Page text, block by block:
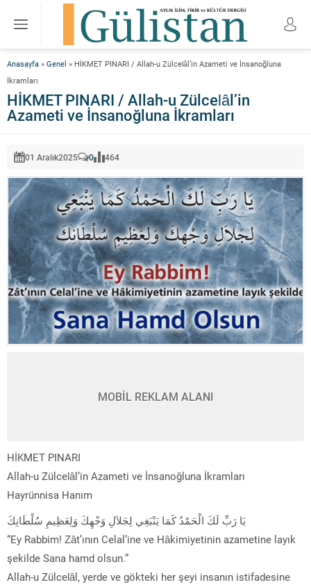
Anasayfa » Genel » HİKMET PINARI / Allah-u Zülcelâl’in Azameti ve İnsanoğluna
İkramları
HİKMET PINARI / Allah-u Zülcelâl’in
Azameti ve İnsanoğluna İkramları
01 Aralık2025 0 464
MOBİL REKLAM ALANI
HİKMET PINARI
Allah-u Zülcelâl’in Azameti ve İnsanoğluna İkramları
Hayrünnisa Hanım
يَا رَبِّ لَكَ الْحَمْدُ كَمَا يَنْبَغِي لِجَلاَلِ وَجْهِكَ وَلِعَظِيمِ سُلْطَانِكَ
“Ey Rabbim! Zât’ının Celal’ine ve Hâkimiyetinin azametine layık
şekilde Sana hamd olsun.”
Allah-u Zülcelâl, yerde ve gökteki her şeyi insanın istifadesine